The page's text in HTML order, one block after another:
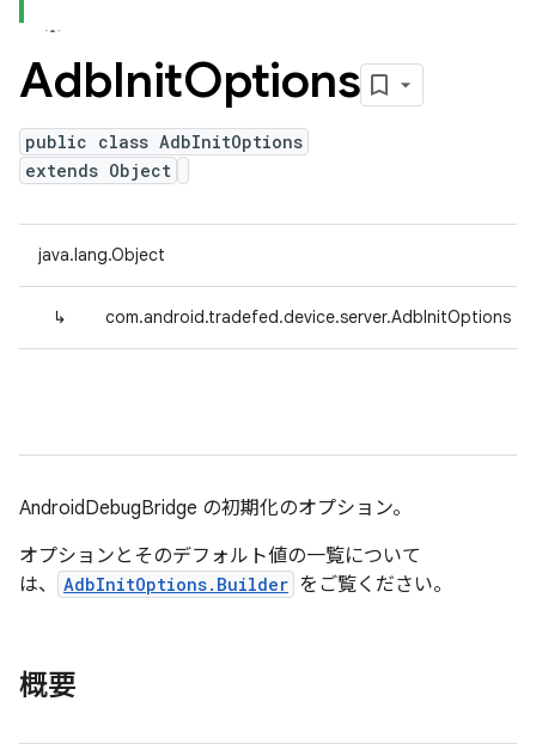
AdbInitOptions
public class AdbInitOptions
extends Object
java.lang.Object
↳ com.android.tradefed.device.server.AdbInitOptions
AndroidDebugBridge の初期化のオプション。
オプションとそのデフォルト値の一覧について
は、
AdbInitOptions.Builder をご覧ください。
概要